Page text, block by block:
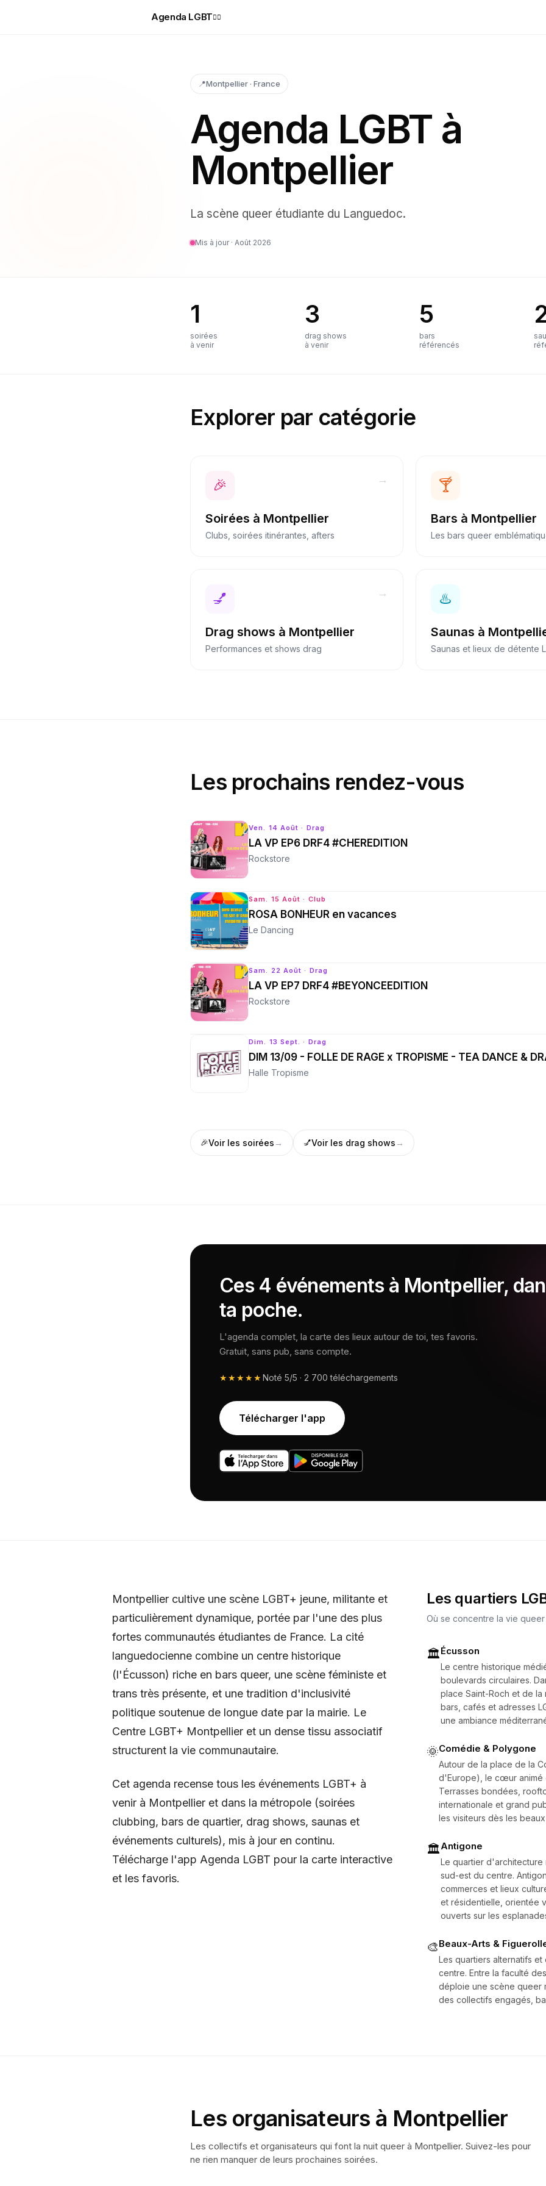
Agenda LGBT🏳️‍🌈
📍Montpellier · France
Agenda LGBT à
Montpellier
La scène queer étudiante du Languedoc.
Mis à jour · Août 2026
1
soirées
à venir
3
drag shows
à venir
5
bars
référencés
Explorer par catégorie
🎉 →
Soirées à Montpellier
Clubs, soirées itinérantes, afters
🍸
Bars à Montpellier
Les bars queer
💅 →
Drag shows à Montpellier
Performances et shows drag
♨️
Saunas à
Saunas et lieux de détente
Les prochains rendez-vous
Ven. 14 Août · Drag
LA VP EP6 DRF4 #CHEREDITION
Rockstore
Sam. 15 Août · Club
ROSA BONHEUR en vacances
Le Dancing
Sam. 22 Août · Drag
LA VP EP7 DRF4 #BEYONCEEDITION
Rockstore
Dim. 13 Sept. · Drag
DIM 13/09 - FOLLE DE RAGE x TROPISME - TEA DANCE &
Halle Tropisme
🎉Voir les soirées → 💅Voir les drag shows →
Ces 4 événements à Montpellier,
ta poche.
L'agenda complet, la carte des lieux autour de toi, tes favoris.
Gratuit, sans pub, sans compte.
★★★★★Noté 5/5 · 2 700 téléchargements
Télécharger l'app
Montpellier cultive une scène LGBT+ jeune, militante et
particulièrement dynamique, portée par l'une des plus
fortes communautés étudiantes de France. La cité
languedocienne combine un centre historique
(l'Écusson) riche en bars queer, une scène féministe et
trans très présente, et une tradition d'inclusivité
politique soutenue de longue date par la mairie. Le
Centre LGBT+ Montpellier et un dense tissu associatif
structurent la vie communautaire.
Cet agenda recense tous les événements LGBT+ à
venir à Montpellier et dans la métropole (soirées
clubbing, bars de quartier, drag shows, saunas et
événements culturels), mis à jour en continu.
Télécharge l'app Agenda LGBT pour la carte interactive
et les favoris.
Les quartiers
Où se concentre la vie
🏛️Écusson
Le centre historique
boulevards circulaires.
place Saint-Roch et de
bars, cafés et adresses
une ambiance
🌞Comédie & Polygone
Autour de la place de la
d'Europe), le cœur animé
Terrasses bondées,
internationale et grand
les visiteurs dès les
🏛️Antigone
Le quartier d'architecture
sud-est du centre.
commerces et lieux
et résidentielle, orientée
ouverts sur les
🎨Beaux-Arts &
Les quartiers alternatifs
centre. Entre la faculté
déploie une scène queer
des collectifs engagés,
Les organisateurs à Montpellier
Les collectifs et organisateurs qui font la nuit queer à Montpellier. Suivez-les pour
ne rien manquer de leurs prochaines soirées.